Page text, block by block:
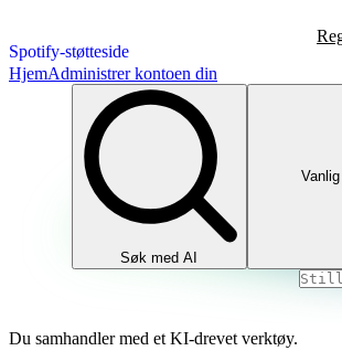
Spotify-støtteside
HjemAdministrer kontoen din
Søk med AI
Du samhandler med et KI-drevet verktøy.